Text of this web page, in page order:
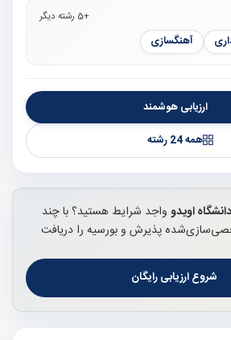
+5 رشته دیگر
آهنگسازی
ارزیابی هوشمند
همه 24 رشته
دانشگاه اویدو واجد شرایط هستید؟ با چند
پذیرش و بورسیه را دریافت
شروع ارزیابی رایگان